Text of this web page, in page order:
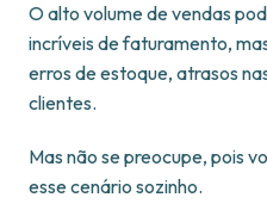
O alto volume de vendas
incríveis de faturamento,
erros de estoque, atrasos
clientes.
Mas não se preocupe, pois
esse cenário sozinho.